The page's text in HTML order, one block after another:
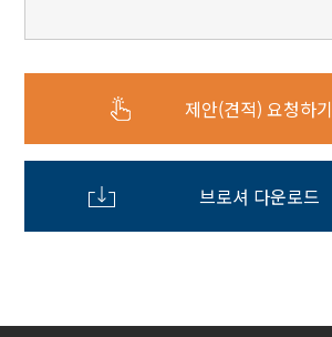
제안(견적) 요청하기
브로셔 다운로드